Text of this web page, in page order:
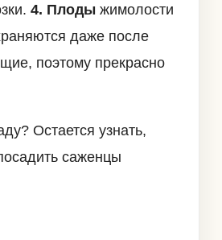
4. Плоды жимолости
даже после
поэтому прекрасно
Остается узнать,
саженцы